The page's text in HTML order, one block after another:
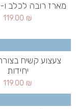
מארז רובה לכלב ו-3 כדורים
119.00 ₪
יחידות
119.00 ₪